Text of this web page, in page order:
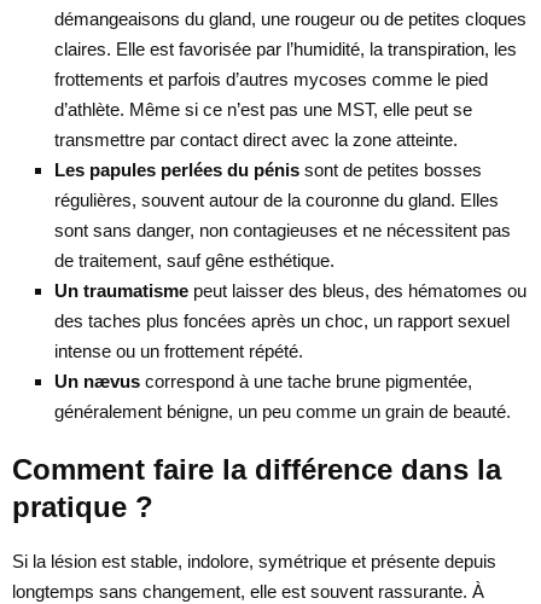
démangeaisons du gland, une rougeur ou de petites cloques
claires. Elle est favorisée par l’humidité, la transpiration, les
frottements et parfois d’autres mycoses comme le pied
d’athlète. Même si ce n’est pas une MST, elle peut se
transmettre par contact direct avec la zone atteinte.
Les papules perlées du pénis sont de petites bosses
régulières, souvent autour de la couronne du gland. Elles
sont sans danger, non contagieuses et ne nécessitent pas
de traitement, sauf gêne esthétique.
Un traumatisme peut laisser des bleus, des hématomes ou
des taches plus foncées après un choc, un rapport sexuel
intense ou un frottement répété.
Un nævus correspond à une tache brune pigmentée,
généralement bénigne, un peu comme un grain de beauté.
Comment faire la différence dans la
pratique ?
Si la lésion est stable, indolore, symétrique et présente depuis
longtemps sans changement, elle est souvent rassurante. À